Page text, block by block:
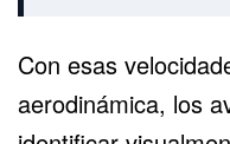
Con esas
aerodinámica, los